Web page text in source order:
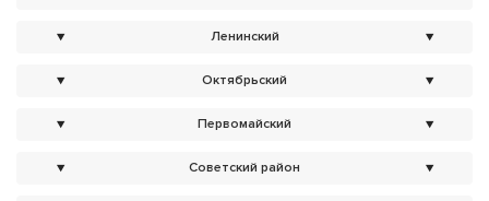
▼ Ленинский ▼
▼ Октябрьский ▼
▼ Первомайский ▼
▼ Советский район ▼